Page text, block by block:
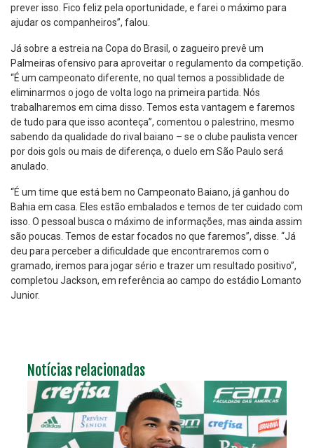
prever isso. Fico feliz pela oportunidade, e farei o máximo para
ajudar os companheiros”, falou.
Já sobre a estreia na Copa do Brasil, o zagueiro prevê um
Palmeiras ofensivo para aproveitar o regulamento da competição.
“É um campeonato diferente, no qual temos a possiblidade de
eliminarmos o jogo de volta logo na primeira partida. Nós
trabalharemos em cima disso. Temos esta vantagem e faremos
de tudo para que isso aconteça”, comentou o palestrino, mesmo
sabendo da qualidade do rival baiano – se o clube paulista vencer
por dois gols ou mais de diferença, o duelo em São Paulo será
anulado.
“É um time que está bem no Campeonato Baiano, já ganhou do
Bahia em casa. Eles estão embalados e temos de ter cuidado com
isso. O pessoal busca o máximo de informações, mas ainda assim
são poucas. Temos de estar focados no que faremos”, disse. “Já
deu para perceber a dificuldade que encontraremos com o
gramado, iremos para jogar sério e trazer um resultado positivo”,
completou Jackson, em referência ao campo do estádio Lomanto
Junior.
Notícias relacionadas